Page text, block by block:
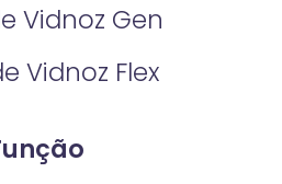
Vidnoz Gen
Vidnoz Flex